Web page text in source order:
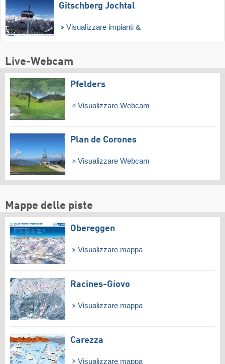
Gitschberg Jochtal
Visualizzare impianti &
Live-Webcam
Pfelders
Visualizzare Webcam
Plan de Corones
Visualizzare Webcam
Mappe delle piste
Obereggen
Visualizzare mappa
Racines-Giovo
Visualizzare mappa
Carezza
Visualizzare mappa